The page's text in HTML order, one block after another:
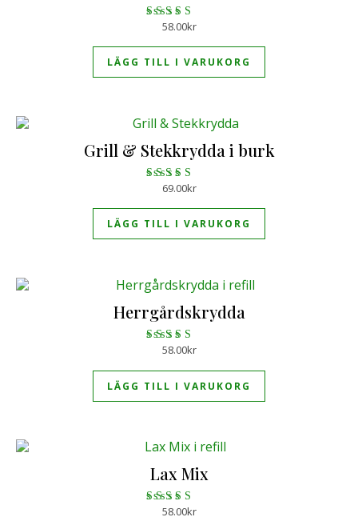
Betygsatt
58.00kr
LÄGG TILL I VARUKORG
Grill & Stekkrydda i burk
Betygsatt
69.00kr
LÄGG TILL I VARUKORG
Herrgårdskrydda
Betygsatt
58.00kr
LÄGG TILL I VARUKORG
Lax Mix
Betygsatt
58.00kr